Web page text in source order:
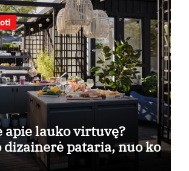
apie lauko virtuvę?
pataria, nuo ko